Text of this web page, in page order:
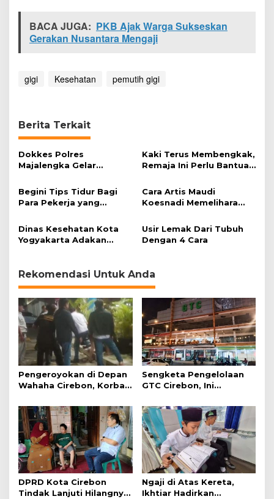
k
i
BACA JUGA: PKB Ajak Warga Sukseskan
Gerakan Nusantara Mengaji
gigi Kesehatan pemutih gigi
Berita Terkait
Dokkes Polres
Majalengka Gelar
Gratis
Kaki Terus Membengkak,
Remaja Ini Perlu Bantuan
Begini Tips Tidur Bagi
Para Pekerja yang
Cara Artis Maudi
Koesnadi Memelihara
Dinas Kesehatan Kota
Yogyakarta Adakan
Usir Lemak Dari Tubuh
Dengan 4 Cara
Rekomendasi Untuk Anda
Pengeroyokan di Depan
Wahaha Cirebon, Korban
Polisi
Sengketa Pengelolaan
GTC Cirebon, Ini
Simanjuntak
DPRD Kota Cirebon
Tindak Lanjuti Hilangnya
Ngaji di Atas Kereta,
Ikhtiar Hadirkan